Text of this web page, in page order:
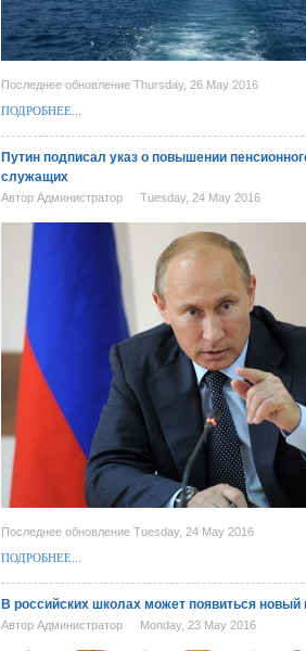
Последнее обновление Thursday, 26 May 2016
ПОДРОБНЕЕ...
Путин подписал указ о повышении
служащих
Автор Администратор Tuesday, 24 May 2016
Последнее обновление Tuesday, 24 May 2016
ПОДРОБНЕЕ...
В российских школах может появиться новый
Автор Администратор Monday, 23 May 2016